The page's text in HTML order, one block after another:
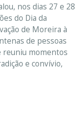
nos dias 27 e 28
do Dia da
de Moreira à
de pessoas
reuniu momentos
e convívio,